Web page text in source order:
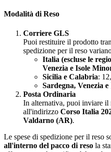
Modalità di Reso
Corriere GLS
Puoi restituire il prodotto
spedizione per il reso
Italia (escluse le
Venezia e Isole
Sicilia e Calabria:
Sardegna, Venezia
Posta Ordinaria
In alternativa, puoi inviare il
all'indirizzo Corso Italia
Valdarno (AR).
Le spese di spedizione per il reso
all'interno del pacco di reso la